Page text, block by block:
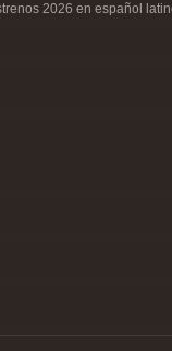
2026 en español